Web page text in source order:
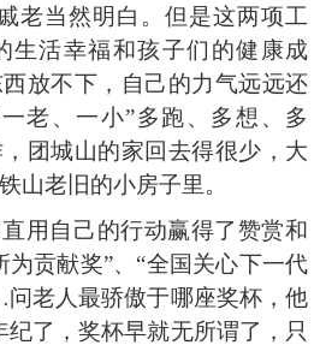
老当然明白。但是这两项工
生活幸福和孩子们的健康成
放不下，自己的力气远远还
一老、一小”多跑、多想、多
团城山的家回去得很少，大
山老旧的小房子里。
用自己的行动赢得了赞赏和
为贡献奖”、 “全国关心下一代
老人最骄傲于哪座奖杯，他
纪了，奖杯早就无所谓了，只